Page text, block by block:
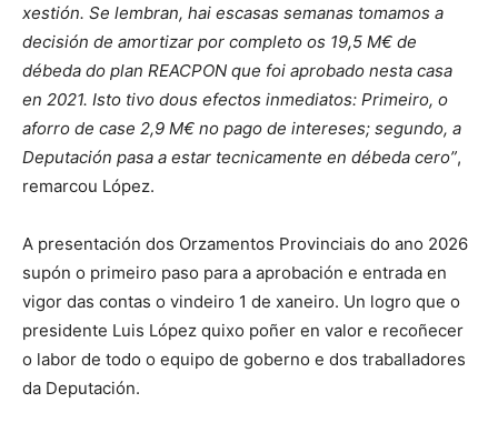
xestión. Se lembran, hai escasas semanas tomamos a
decisión de amortizar por completo os 19,5 M€ de
débeda do plan REACPON que foi aprobado nesta casa
en 2021. Isto tivo dous efectos inmediatos: Primeiro, o
aforro de case 2,9 M€ no pago de intereses; segundo, a
Deputación pasa a estar tecnicamente en débeda cero”,
remarcou López.
A presentación dos Orzamentos Provinciais do ano 2026
supón o primeiro paso para a aprobación e entrada en
vigor das contas o vindeiro 1 de xaneiro. Un logro que o
presidente Luis López quixo poñer en valor e recoñecer
o labor de todo o equipo de goberno e dos traballadores
da Deputación.